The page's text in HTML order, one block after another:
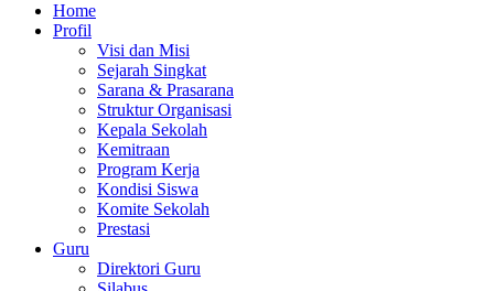
Home
Profil
Visi dan Misi
Sejarah Singkat
Sarana & Prasarana
Struktur Organisasi
Kepala Sekolah
Kemitraan
Program Kerja
Kondisi Siswa
Komite Sekolah
Prestasi
Guru
Direktori Guru